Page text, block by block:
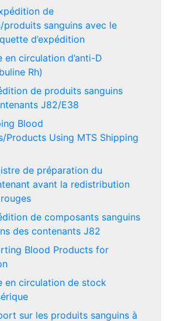
de
produits sanguins avec le
d’expédition
en circulation d’anti-D
Rh)
de produits sanguins
J82/E38
Blood
Products Using MTS Shipping
de préparation du
avant la redistribution
de composants sanguins
des contenants J82
Blood Products for
en circulation de stock
sur les produits sanguins à